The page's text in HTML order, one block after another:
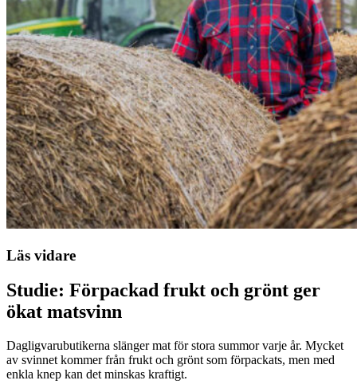
Läs vidare
Studie: Förpackad frukt och grönt ger
ökat matsvinn
Dagligvarubutikerna slänger mat för stora summor varje år. Mycket
av svinnet kommer från frukt och grönt som förpackats, men med
enkla knep kan det minskas kraftigt.